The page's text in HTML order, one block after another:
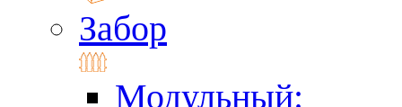
Забор
Модульный: